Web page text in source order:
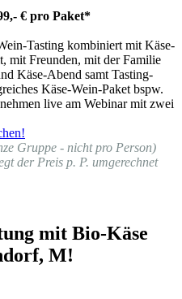
€ pro Paket*
Tasting kombiniert mit Käse-
mit Freunden, mit der Familie
Käse-Abend samt Tasting-
Käse-Wein-Paket bspw.
live am Webinar mit zwei
Gruppe - nicht pro Person)
der Preis p. P. umgerechnet
mit Bio-Käse
M!